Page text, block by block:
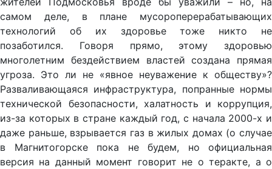
самом деле, в плане мусороперерабатывающих
технологий об их здоровье тоже никто не
позаботился. Говоря прямо, этому здоровью
многолетним бездействием властей создана прямая
угроза. Это ли не «явное неуважение к обществу»?
Разваливающаяся инфраструктура, попранные нормы
технической безопасности, халатность и коррупция,
из-за которых в стране каждый год, с начала 2000-х и
даже раньше, взрывается газ в жилых домах (о случае
в Магнитогорске пока не будем, но официальная
версия на данный момент говорит не о теракте, а о